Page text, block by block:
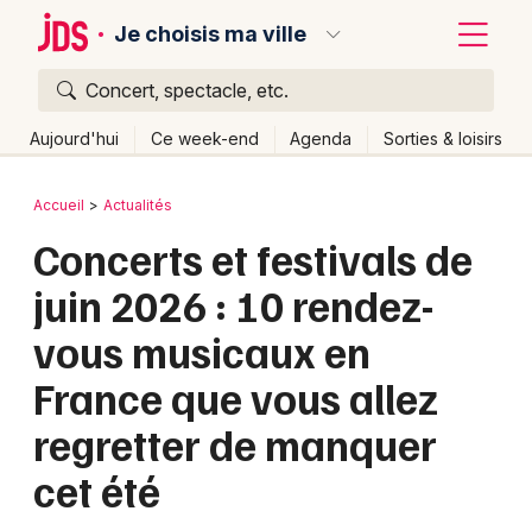
Je choisis ma ville
Concert, spectacle, etc.
Aujourd'hui Ce week-end Agenda Sorties & loisirs
Publier un événement
Grands événements
Activité & Expérience
Manifestations
Bordeaux
Colmar
Lille
Lyon
Marseille
Mulhouse
Retour
Accueil Actualités
Concerts et festivals de
juin 2026 : 10 rendez-
vous musicaux en
France que vous allez
regretter de manquer
cet été
Quoi ?
Où ?
Quand ?
Aujourd'hui
Demain Ce week-end Autre